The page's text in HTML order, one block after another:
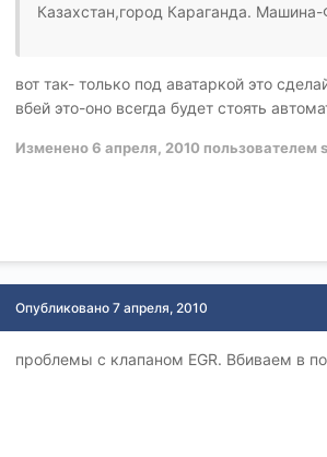
Казахстан,город Караганда.
вот так- только под аватаркой это
вбей это-оно всегда будет стоять
Изменено6 апреля, 2010 пользователем
Опубликовано 7 апреля, 2010
проблемы с клапаном EGR. Вбиваем в